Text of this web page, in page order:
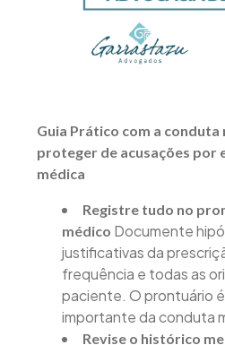
Guia Prático com a conduta
proteger de acusações por
médica
Registre tudo no
médico Documente
justificativas da
frequência e todas as
paciente. O prontuário é
importante da conduta
Revise o histórico